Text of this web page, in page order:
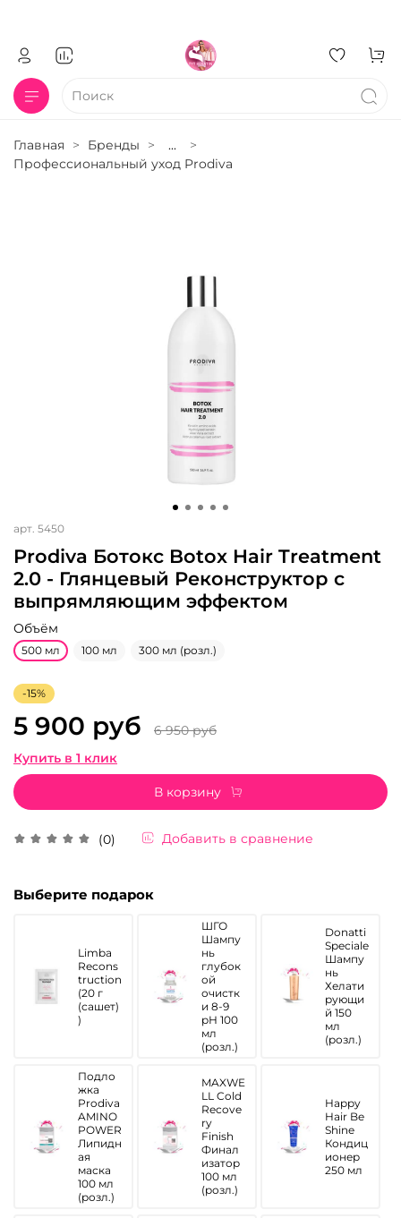
Главная Бренды
...
Профессиональный уход Prodiva
арт. 5450
Prodiva Ботокс Botox Hair Treatment
2.0 - Глянцевый Реконструктор с
выпрямляющим эффектом
(0) Добавить в сравнение
Объём
500 мл 100 мл 300 мл (розл.)
-15%
5 900 руб
6 950 руб
Купить в 1 клик
В корзину
Limba
Recons
truction
(20 г
(сашет)
)
ШГО
Шампу
нь
глубок
ой
очистк
и 8-9
рН 100
мл
(розл.)
Donatti
Speciale
Шампу
нь
Хелати
рующи
й 150
мл
(розл.)
Подло
жка
Prodiva
AMINO
POWER
Липидн
ая
маска
100 мл
(розл.)
MAXWE
LL Cold
Recove
ry
Finish
Финал
изатор
100 мл
(розл.)
Happy
Hair Be
Shine
Кондиц
ионер
250 мл
Выберите подарок